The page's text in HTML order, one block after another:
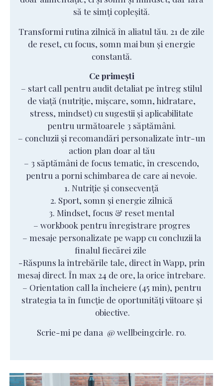
să te simți copleșită.
Transformi rutina zilnică în aliatul tău. 21 de zile
de reset, cu focus, somn mai bun și energie
constantă.
Ce primești
– start call pentru audit detaliat pe întreg stilul
de viață (nutriție, mișcare, somn, hidratare,
stress, mindset) cu sugestii și aplicabilitate
pentru următoarele 3 săptămâni.
– concluzii și recomandări personalizate într-un
action plan doar al tău
– 3 săptămâni de focus tematic, în crescendo,
pentru a porni schimbarea de care ai nevoie.
1. Nutriție și consecvență
2. Sport, somn și energie zilnică
3. Mindset, focus & reset mental
– workbook pentru înregistrare progres
– mesaje personalizate pe wapp cu concluzii la
finalul fiecărei zile
-Răspuns la întrebările tale, direct în Wapp, prin
mesaj direct. În max 24 de ore, la orice întrebare.
– Orientation call la încheiere (45 min), pentru
strategia ta în funcție de oportunități viitoare și
obiective.
Scrie-mi pe dana @ wellbeingcirle. ro.